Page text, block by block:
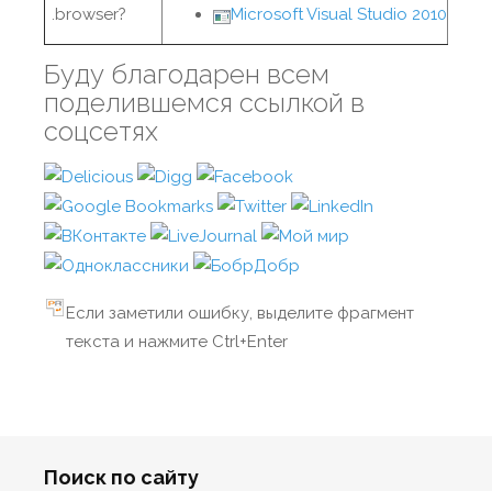
.browser?
Microsoft Visual Studio 2010
Буду благодарен всем
поделившемся ссылкой в
соцсетях
Если заметили ошибку, выделите фрагмент
текста и нажмите Ctrl+Enter
Поиск по сайту